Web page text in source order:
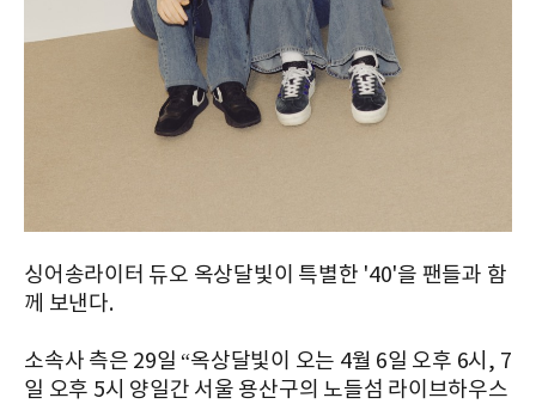
싱어송라이터 듀오 옥상달빛이 특별한 '40'을 팬들과 함
께 보낸다.
소속사 측은 29일 “옥상달빛이 오는 4월 6일 오후 6시, 7
일 오후 5시 양일간 서울 용산구의 노들섬 라이브하우스